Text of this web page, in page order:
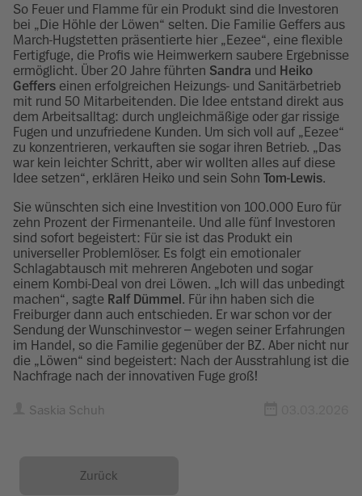
So Feuer und Flamme für ein Produkt sind die Investoren
bei „Die Höhle der Löwen“ selten. Die Familie Geffers aus
March-Hugstetten präsentierte hier „Eezee“, eine flexible
Fertigfuge, die Profis wie Heimwerkern saubere Ergebnisse
ermöglicht. Über 20 Jahre führten Sandra und Heiko
Geffers einen erfolgreichen Heizungs- und Sanitärbetrieb
mit rund 50 Mitarbeitenden. Die Idee entstand direkt aus
dem Arbeitsalltag: durch ungleichmäßige oder gar rissige
Fugen und unzufriedene Kunden. Um sich voll auf „Eezee“
zu konzentrieren, verkauften sie sogar ihren Betrieb. „Das
war kein leichter Schritt, aber wir wollten alles auf diese
Idee setzen“, erklären Heiko und sein Sohn Tom-Lewis.
Sie wünschten sich eine Investition von 100.000 Euro für
zehn Prozent der Firmenanteile. Und alle fünf Investoren
sind sofort begeistert: Für sie ist das Produkt ein
universeller Problemlöser. Es folgt ein emotionaler
Schlagabtausch mit mehreren Angeboten und sogar
einem Kombi-Deal von drei Löwen. „Ich will das unbedingt
machen“, sagte Ralf Dümmel. Für ihn haben sich die
Freiburger dann auch entschieden. Er war schon vor der
Sendung der Wunschinvestor – wegen seiner Erfahrungen
im Handel, so die Familie gegenüber der BZ. Aber nicht nur
die „Löwen“ sind begeistert: Nach der Ausstrahlung ist die
Nachfrage nach der innovativen Fuge groß!
Saskia Schuh
Zurück